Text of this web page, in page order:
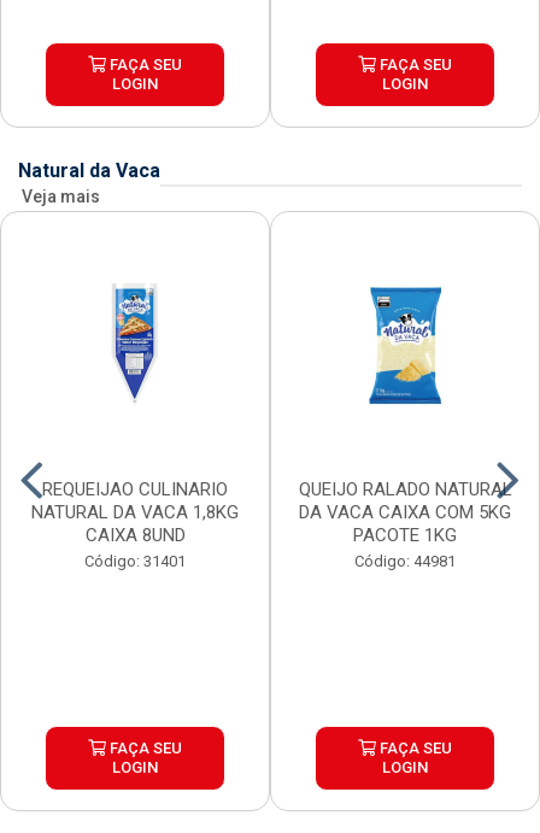
FAÇA SEU
LOGIN
FAÇA SEU
LOGIN
Natural da Vaca
Veja mais
REQUEIJAO CULINARIO
NATURAL DA VACA 1,8KG
CAIXA 8UND
Código: 31401
FAÇA SEU
LOGIN
QUEIJO RALADO NATURAL
DA VACA CAIXA COM 5KG
PACOTE 1KG
Código: 44981
FAÇA SEU
LOGIN